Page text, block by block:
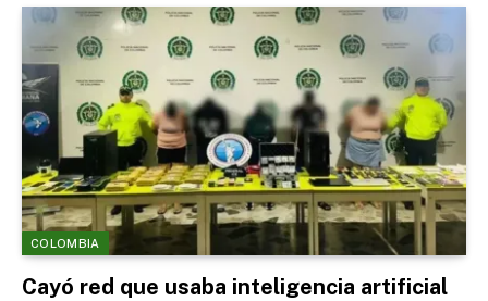
COLOMBIA
Cayó red que usaba inteligencia artificial